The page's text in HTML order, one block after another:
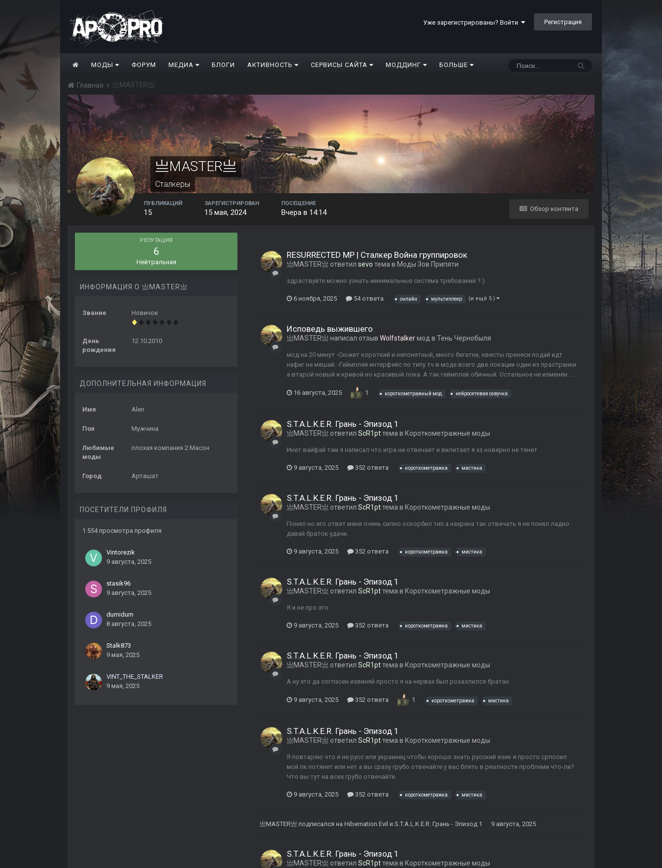
Уже зарегистрированы? Войти Регистрация
МОДЫ ФОРУМ МЕДИА БЛОГИ АКТИВНОСТЬ СЕРВИСЫ САЙТА МОДДИНГ БОЛЬШЕ
Главная 亗MASTER亗
亗MASTER亗
Сталкеры
Обзор контента
ПУБЛИКАЦИЙ
15
ЗАРЕГИСТРИРОВАН
15 мая, 2024
ПОСЕЩЕНИЕ
Вчера в 14:14
РЕПУТАЦИЯ
6
Нейтральная
ИНФОРМАЦИЯ О 亗MASTER亗
Звание Новичок
День
рождения
12.10.2010
ДОПОЛНИТЕЛЬНАЯ ИНФОРМАЦИЯ
Имя Alen
Пол Мужчина
Любимые
моды
плохая компания 2:Масон
Город Арташат
ПОСЕТИТЕЛИ ПРОФИЛЯ
1 554 просмотра профиля
Vintorezik
9 августа, 2025
stasik96
9 августа, 2025
dumidum
8 августа, 2025
Stalk873
9 мая, 2025
VINT_THE_STALKER
9 мая, 2025
RESURRECTED MP | Сталкер Война группировок
亗MASTER亗 ответил sevo тема в Моды Зов Припяти
здраствуйте можно узнать минимальные система требований ?:)
6 ноября, 2025 54 ответа онлайн мультиплеер (и ещё 5 )
Исповедь выжившего
亗MASTER亗 написал отзыв Wolfstalkerмод в Тень Чернобыля
мод на 20 минут -Сюжет короткий и непонятный, много бегатни, квесты пренеси подай идт
нафиг не мешай. -Геймплей интерфейс по типу тч в моде всего две локации один из прастранки
а втарой новый и кривой но красивый лока. А так геймплей обичный. Остальное не изменён. ...
16 августа, 2025 1 короткометражный мод нейросетевая озвучка
S.T.A.L.K.E.R. Грань - Эпизод 1
亗MASTER亗 ответил ScR1ptтема в Короткометражные моды
Инет вайфай там я написал что игра не отвечает и вилитает я хз новерно не тянет
9 августа, 2025 352 ответа короткометражка мистика
S.T.A.L.K.E.R. Грань - Эпизод 1
亗MASTER亗 ответил ScR1ptтема в Короткометражные моды
Понял но его ответ меня очень силно оскорбил тип а нахрена так отвечать я не понял ладно
давай браток удачи.
9 августа, 2025 352 ответа короткометражка мистика
S.T.A.L.K.E.R. Грань - Эпизод 1
亗MASTER亗 ответил ScR1ptтема в Короткометражные моды
Я и не про это
9 августа, 2025 352 ответа короткометражка мистика
S.T.A.L.K.E.R. Грань - Эпизод 1
亗MASTER亗 ответил ScR1ptтема в Короткометражные моды
А ну это да согласен извиняй просто я на нервах был розазлился братан.
9 августа, 2025 352 ответа 1 короткометражка мистика
S.T.A.L.K.E.R. Грань - Эпизод 1
亗MASTER亗 ответил ScR1ptтема в Короткометражные моды
Я повтаряю что я не русс или украинец чтобы хорошо знать русский язик я просто српосил
мой пк потянет или нет а вы сразу грубо отвечайте у вас блять в реалности проблеми что-ли?
Что вы тут на всех грубо отвечайте.
9 августа, 2025 352 ответа короткометражка мистика
亗MASTER亗 подписался на Hibernation Evil и S.T.A.L.K.E.R. Грань - Эпизод 1 9 августа, 2025
S.T.A.L.K.E.R. Грань - Эпизод 1
亗MASTER亗 ответил ScR1ptтема в Короткометражные моды